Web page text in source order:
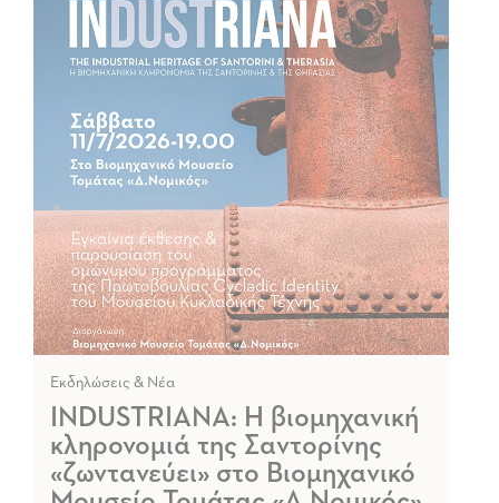
Εκδηλώσεις & Νέα
INDUSTRIANA: Η βιομηχανική
κληρονομιά της Σαντορίνης
«ζωντανεύει» στο Βιομηχανικό